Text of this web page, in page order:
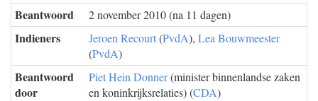
Beantwoord 2 november 2010 (na 11 dagen)
Indieners Jeroen Recourt(PvdA), Lea Bouwmeester
(PvdA)
Beantwoord
door
Piet Hein Donner(minister binnenlandse zaken
en koninkrijksrelaties) (CDA)